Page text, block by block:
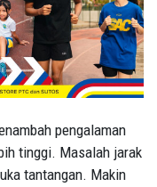
pengalaman
tinggi. Masalah jarak
tantangan. Makin